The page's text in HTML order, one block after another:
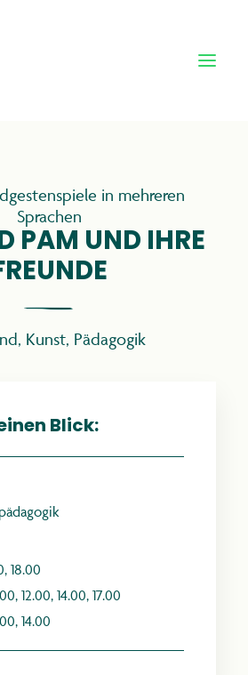
anthroposophie.de
in mehreren
Sprachen
PAM UND IHRE
, Kunst, Pädagogik
Blick:
18.00
12.00, 14.00, 17.00
14.00